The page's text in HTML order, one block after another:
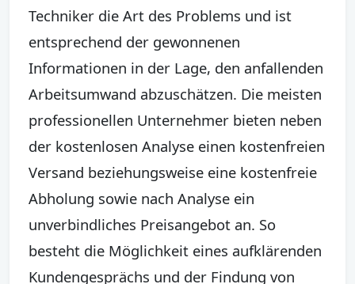
Techniker die Art des Problems und ist
entsprechend der gewonnenen
Informationen in der Lage, den anfallenden
Arbeitsumwand abzuschätzen. Die meisten
professionellen Unternehmer bieten neben
der kostenlosen Analyse einen kostenfreien
Versand beziehungsweise eine kostenfreie
Abholung sowie nach Analyse ein
unverbindliches Preisangebot an. So
besteht die Möglichkeit eines aufklärenden
Kundengesprächs und der Findung von